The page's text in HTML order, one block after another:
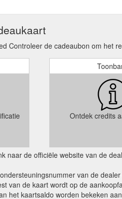
Controleer de cadeaubon om het
Ontdek credits
naar de officiële website van de
van de
van de kaart wordt op de
het kaartsaldo worden bekeken